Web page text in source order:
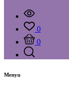
0
0
Menyu